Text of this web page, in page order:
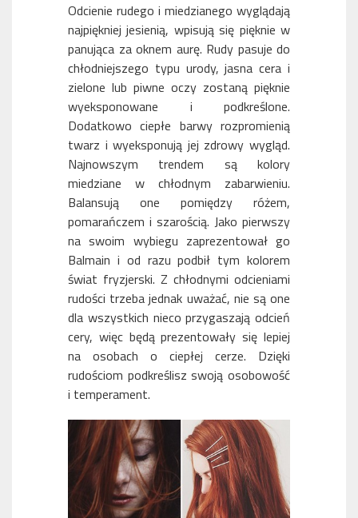
Odcienie rudego i miedzianego wyglądają
najpiękniej jesienią, wpisują się pięknie w
panująca za oknem aurę. Rudy pasuje do
chłodniejszego typu urody, jasna cera i
zielone lub piwne oczy zostaną pięknie
wyeksponowane i podkreślone.
Dodatkowo ciepłe barwy rozpromienią
twarz i wyeksponują jej zdrowy wygląd.
Najnowszym trendem są kolory
miedziane w chłodnym zabarwieniu.
Balansują one pomiędzy różem,
pomarańczem i szarością. Jako pierwszy
na swoim wybiegu zaprezentował go
Balmain i od razu podbił tym kolorem
świat fryzjerski. Z chłodnymi odcieniami
rudości trzeba jednak uważać, nie są one
dla wszystkich nieco przygaszają odcień
cery, więc będą prezentowały się lepiej
na osobach o ciepłej cerze. Dzięki
rudościom podkreślisz swoją osobowość
i temperament.